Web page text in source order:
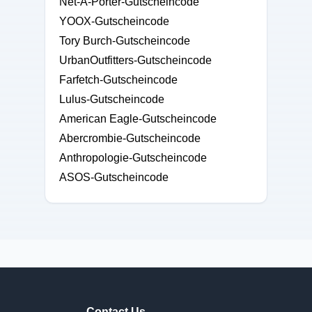
YOOX-Gutscheincode
Tory Burch-Gutscheincode
UrbanOutfitters-Gutscheincode
Farfetch-Gutscheincode
Lulus-Gutscheincode
American Eagle-Gutscheincode
Abercrombie-Gutscheincode
Anthropologie-Gutscheincode
ASOS-Gutscheincode